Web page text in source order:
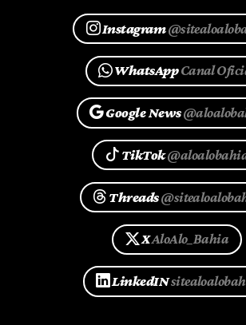
Instagram
WhatsAppCanal
Google News
TikTok
Threads
XAloAlo_Bahia
LinkedIN